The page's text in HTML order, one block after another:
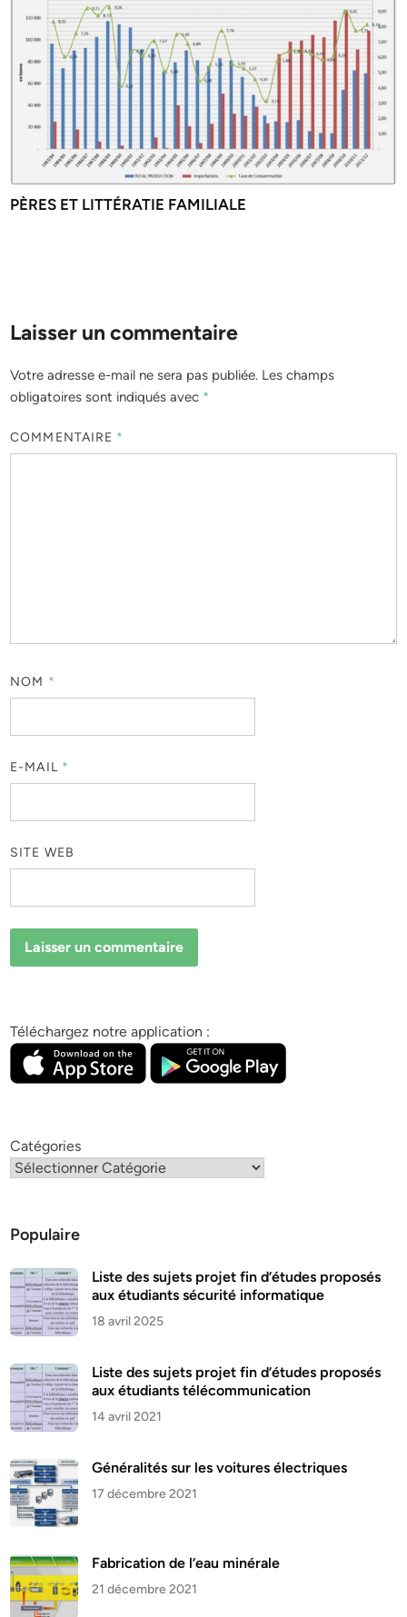
PÈRES ET LITTÉRATIE FAMILIALE
Laisser un commentaire
Votre adresse e-mail ne sera pas publiée. Les champs
obligatoires sont indiqués avec *
COMMENTAIRE *
NOM *
E-MAIL *
SITE WEB
Téléchargez notre application :
Catégories
Populaire
Liste des sujets projet fin d’études proposés
aux étudiants sécurité informatique
18 avril 2025
Liste des sujets projet fin d’études proposés
aux étudiants télécommunication
14 avril 2021
Généralités sur les voitures électriques
17 décembre 2021
Fabrication de l’eau minérale
21 décembre 2021